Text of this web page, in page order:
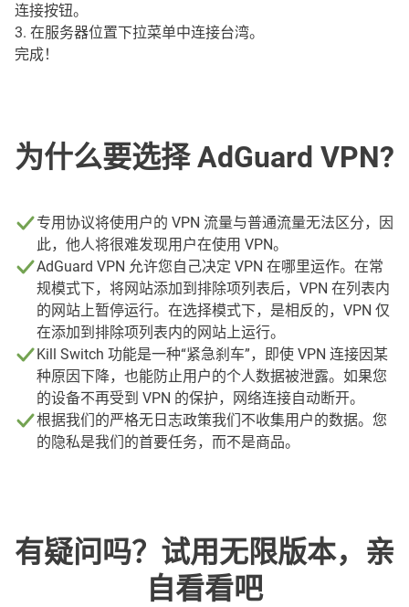
连接按钮。
3. 在服务器位置下拉菜单中连接台湾。
完成！
为什么要选择 AdGuard VPN?
专用协议将使用户的 VPN 流量与普通流量无法区分，因
此，他人将很难发现用户在使用 VPN。
AdGuard VPN 允许您自己决定 VPN 在哪里运作。在常
规模式下，将网站添加到排除项列表后，VPN 在列表内
的网站上暂停运行。在选择模式下，是相反的，VPN 仅
在添加到排除项列表内的网站上运行。
Kill Switch 功能是一种“紧急刹车”，即使 VPN 连接因某
种原因下降，也能防止用户的个人数据被泄露。如果您
的设备不再受到 VPN 的保护，网络连接自动断开。
根据我们的严格无日志政策我们不收集用户的数据。您
的隐私是我们的首要任务，而不是商品。
有疑问吗？试用无限版本，亲
自看看吧